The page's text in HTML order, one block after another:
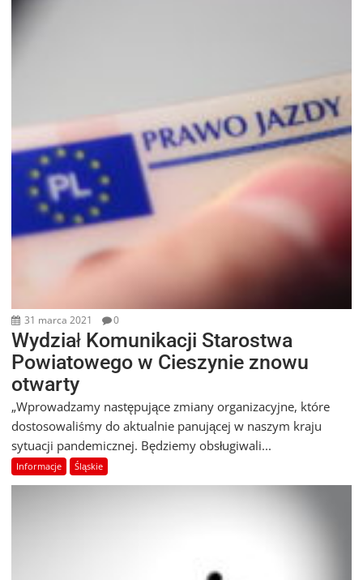
31 marca 2021 0
Wydział Komunikacji Starostwa
Powiatowego w Cieszynie znowu
otwarty
„Wprowadzamy następujące zmiany organizacyjne, które
dostosowaliśmy do aktualnie panującej w naszym kraju
sytuacji pandemicznej. Będziemy obsługiwali...
Informacje Śląskie